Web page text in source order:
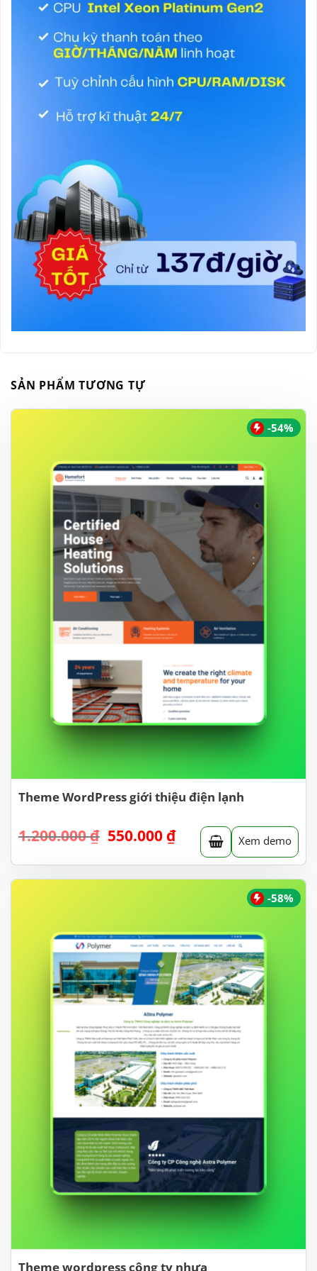
SẢN PHẨM TƯƠNG TỰ
-54%
Theme WordPress giới thiệu điện lạnh
1.200.000₫ Giá
là:
1.200.000 ₫.
550.000 ₫Giá
hiện
tại
là:
Xem demo
-58%
Theme wordpress công ty nhựa